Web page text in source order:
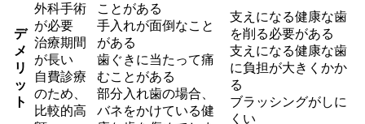
デ
メ
リ
ッ
ト
外科手術
が必要
治療期間
が長い
自費診療
のため、
比較的高
ことがある
手入れが面倒なこと
がある
歯ぐきに当たって痛
むことがある
部分入れ歯の場合、
バネをかけている健
支えになる健康な歯
を削る必要がある
支えになる健康な歯
に負担が大きくかか
る
ブラッシングがしに
くい